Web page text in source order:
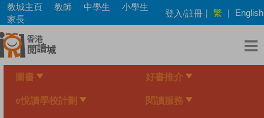
Skip
main
content
教城主頁 教師 中學生
小學生
家長
登入/註冊 | 繁 | English
圖書 好書推介
e悅讀學校計劃 閱讀服務